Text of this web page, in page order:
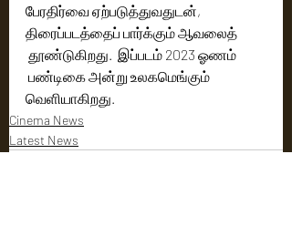
பேரதிர்வை ஏற்படுத்துவதுடன்,
திரைப்படத்தைப் பார்க்கும் ஆவலைத்
தூண்டுகிறது.  இப்படம் 2023 ஓணம்
பண்டிகை அன்று உலகமெங்கும்
வெளியாகிறது.
Cinema News
Latest News